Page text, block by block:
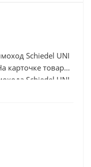
Schiedel UNI
карточке товара
Schiedel UNI
каналами без